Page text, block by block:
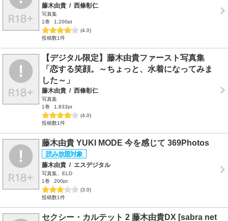
藤木由貴 / 西條彰仁
写真集
1巻
1,200pt
(4.0)
投稿数1件
【デジタル限定】藤木由貴ファースト写真集
「恋する笑顔。～ちょっと、水着になってみま
した～」
藤木由貴 / 西條彰仁
写真集
1巻
1,833pt
(4.0)
投稿数1件
藤木由貴 YUKI MODE 今を感じて 369Photos
藤木由貴 / エスデジタル
写真集、ELD
1巻
200pt
(3.0)
投稿数1件
セクシー・カルテット 2 藤木由貴DX [sabra net